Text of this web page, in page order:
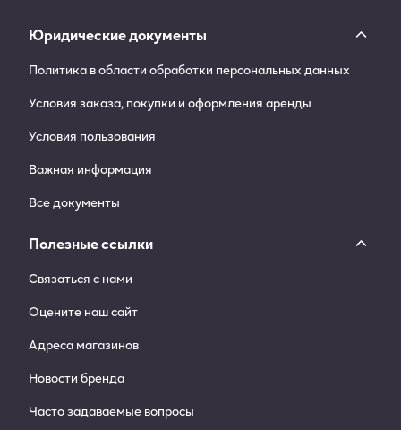
Юридические документы
Политика в области обработки персональных данных
Условия заказа, покупки и оформления аренды
Условия пользования
Важная информация
Все документы
Полезные ссылки
Связаться с нами
Оцените наш сайт
Адреса магазинов
Новости бренда
Часто задаваемые вопросы